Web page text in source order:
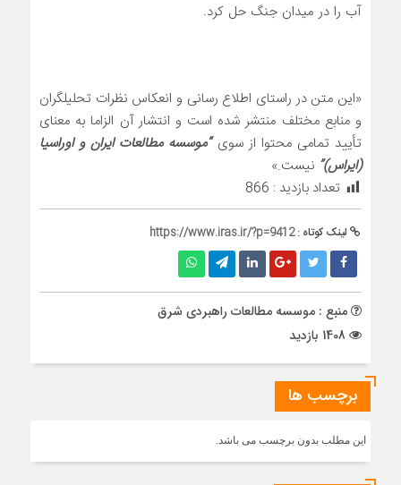
آب را در میدان جنگ حل کرد.
«این متن در راستای اطلاع رسانی و انعکاس نظرات تحلیلگران
و منابع مختلف منتشر شده است و انتشار آن الزاما به معنای
تأیید تمامی محتوا از سوی“موسسه مطالعات ایران و اوراسیا
(ایراس)” نیست.»
تعداد بازدید : 866
لینک کوتاه :https://www.iras.ir/?p=9412
منبع : موسسه مطالعات راهبردی شرق
برچسب ها
این مطلب بدون برچسب می باشد.